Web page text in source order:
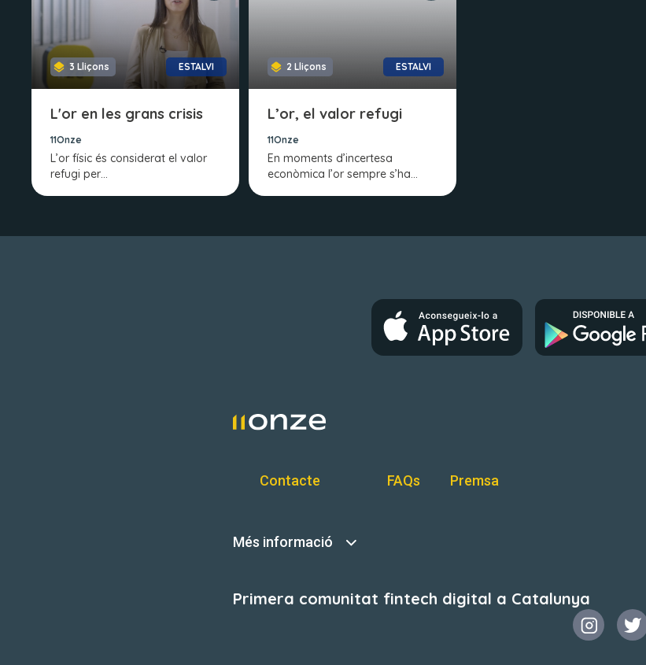
ESTALVI
3 Lliçons
L'or en les grans crisis
11Onze
L’or físic és considerat el valor
refugi per…
ESTALVI
2 Lliçons
L’or, el valor refugi
11Onze
En moments d’incertesa
econòmica l’or sempre s’ha…
Contacte FAQs Premsa
Més informació
Primera comunitat fintech digital a Catalunya